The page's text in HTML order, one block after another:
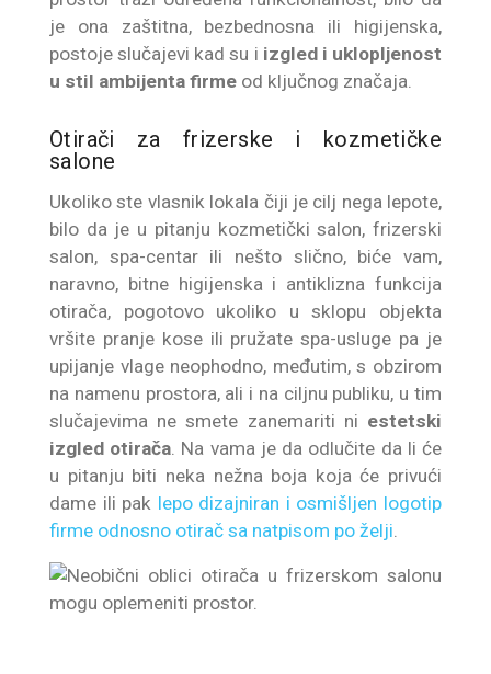
je ona zaštitna, bezbednosna ili higijenska,
postoje slučajevi kad su i izgled i uklopljenost
u stil ambijenta firme od ključnog značaja.
Otirači za frizerske i kozmetičke
salone
Ukoliko ste vlasnik lokala čiji je cilj nega lepote,
bilo da je u pitanju kozmetički salon, frizerski
salon, spa-centar ili nešto slično, biće vam,
naravno, bitne higijenska i antiklizna funkcija
otirača, pogotovo ukoliko u sklopu objekta
vršite pranje kose ili pružate spa-usluge pa je
upijanje vlage neophodno, međutim, s obzirom
na namenu prostora, ali i na ciljnu publiku, u tim
slučajevima ne smete zanemariti ni estetski
izgled otirača. Na vama je da odlučite da li će
u pitanju biti neka nežna boja koja će privući
dame ili pak lepo dizajniran i osmišljen logotip
firme odnosno otirač sa natpisom po želji.